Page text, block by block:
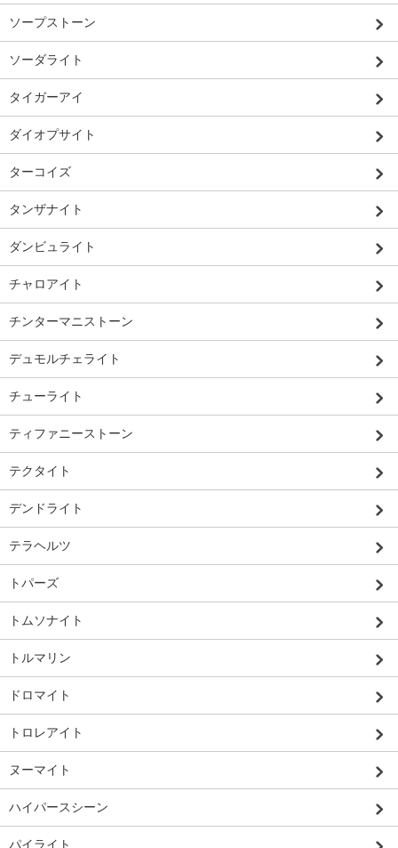
ソープストーン
ソーダライト
タイガーアイ
ダイオプサイト
ターコイズ
タンザナイト
ダンビュライト
チャロアイト
チンターマニストーン
デュモルチェライト
チューライト
ティファニーストーン
テクタイト
デンドライト
テラヘルツ
トパーズ
トムソナイト
トルマリン
ドロマイト
トロレアイト
ヌーマイト
ハイパースシーン
パイライト